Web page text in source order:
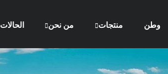
وطن منتجات من نحن الحالات